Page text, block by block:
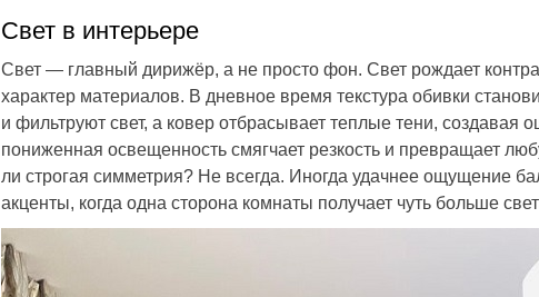
Свет в интерьере
Свет — главный дирижёр, а не просто фон. Свет рождает
характер материалов. В дневное время текстура обивки
и фильтруют свет, а ковер отбрасывает теплые тени, создавая
пониженная освещенность смягчает резкость и превращает
ли строгая симметрия? Не всегда. Иногда удачнее ощущение
акценты, когда одна сторона комнаты получает чуть больше